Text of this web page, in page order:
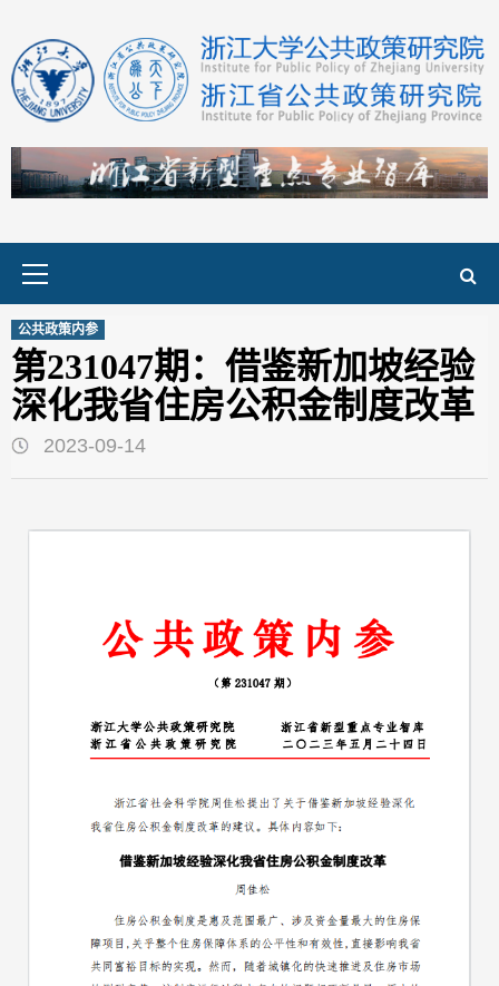
content
公共政策内参
第231047期：借鉴新加坡经验
深化我省住房公积金制度改革
2023-09-14